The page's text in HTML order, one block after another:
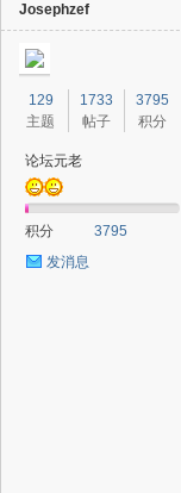
Josephzef
129
主题
1733
帖子
3795
积分
论坛元老
积分
3795
发消息